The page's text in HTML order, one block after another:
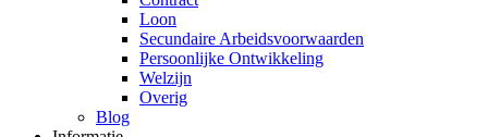
Loon
Secundaire Arbeidsvoorwaarden
Persoonlijke Ontwikkeling
Welzijn
Overig
Blog